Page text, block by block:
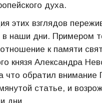
духа.
этих взглядов
в наши дни. Примером
к памяти
князя Александра
что обратил внимание
статье, и